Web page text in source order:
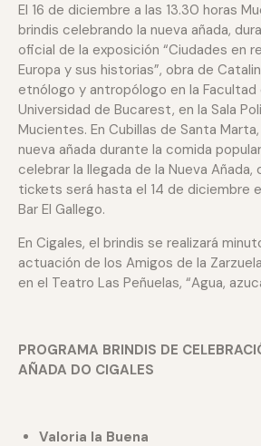
El 16 de diciembre a las 13.30 horas
brindis celebrando la nueva añada,
oficial de la exposición “Ciudades en
Europa y sus historias”, obra de
etnólogo y antropólogo en la
Universidad de Bucarest, en la Sala
Mucientes. En Cubillas de Santa
nueva añada durante la comida
celebrar la llegada de la Nueva Añada,
tickets será hasta el 14 de diciembre
Bar El Gallego.
En Cigales, el brindis se realizará
actuación de los Amigos de la
en el Teatro Las Peñuelas, “Agua,
PROGRAMA BRINDIS DE
AÑADA DO CIGALES
Valoria la Buena